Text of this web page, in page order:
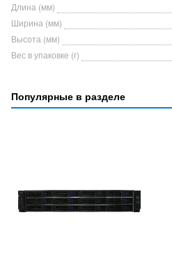
Длина (мм)
Ширина (мм)
Высота (мм)
Вес в упаковке (г)
Популярные в разделе